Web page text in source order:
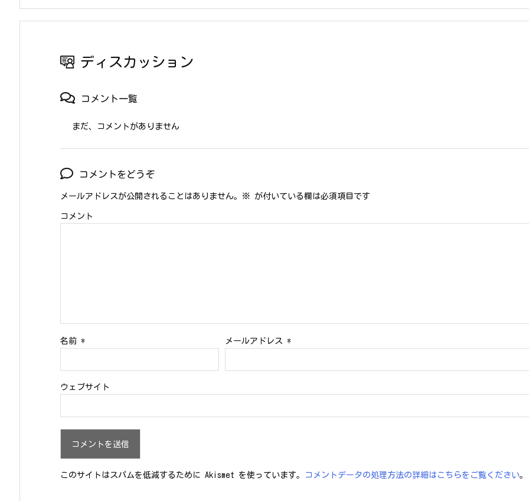
ディスカッション
コメント一覧
まだ、コメントがありません
コメントをどうぞ
メールアドレスが公開されることはありません。 ※ が付いている欄は必須項目です
コメント
名前 * メールアドレス *
ウェブサイト
このサイトはスパムを低減するために Akismet を使っています。 コメントデータの処理方法の詳細はこちらをご覧ください。